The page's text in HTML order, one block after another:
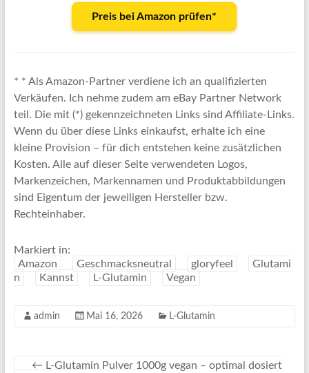
Preis bei Amazon prüfen*
* * Als Amazon-Partner verdiene ich an qualifizierten
Verkäufen. Ich nehme zudem am eBay Partner Network
teil. Die mit (*) gekennzeichneten Links sind Affiliate-Links.
Wenn du über diese Links einkaufst, erhalte ich eine
kleine Provision – für dich entstehen keine zusätzlichen
Kosten. Alle auf dieser Seite verwendeten Logos,
Markenzeichen, Markennamen und Produktabbildungen
sind Eigentum der jeweiligen Hersteller bzw.
Rechteinhaber.
Markiert in:
Amazon
Geschmacksneutral gloryfeel
Glutami
n
Kannst L-Glutamin Vegan
admin Mai 16, 2026 L-Glutamin
← L-Glutamin Pulver 1000g vegan – optimal dosiert